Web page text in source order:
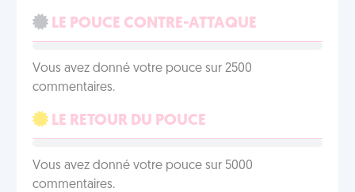
LE POUCE CONTRE-ATTAQUE
Vous avez donné votre pouce sur 2500
commentaires.
LE RETOUR DU POUCE
Vous avez donné votre pouce sur 5000
commentaires.